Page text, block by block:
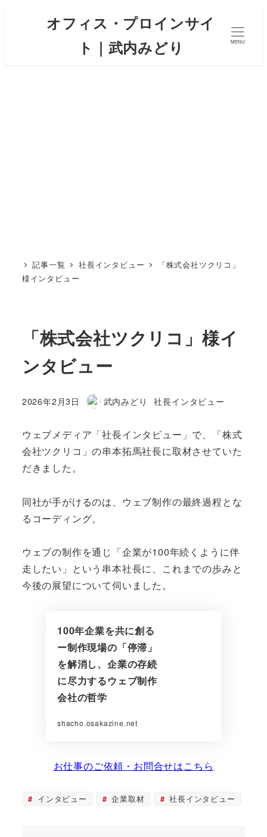
オフィス・プロインサイ
ト｜武内みどり
MENU
記事一覧 社長インタビュー
「株式会社ツクリコ」
様インタビュー
「株式会社ツクリコ」様イ
ンタビュー
投稿日
2026年2月3日
著
武内みどり カテゴリー
社長インタビュー
ウェブメディア「社長インタビュー」で、「株式
会社ツクリコ」の串本拓馬社長に取材させていた
だきました。
同社が手がけるのは、ウェブ制作の最終過程とな
るコーディング。
ウェブの制作を通じ「企業が100年続くように伴
走したい」という串本社長に、これまでの歩みと
今後の展望について伺いました。
100年企業を共に創る
ー制作現場の「停滞」
を解消し、企業の存続
に尽力するウェブ制作
会社の哲学
shacho.osakazine.net
お仕事のご依頼・お問合せはこちら
インタビュー 企業取材 社長インタビュー